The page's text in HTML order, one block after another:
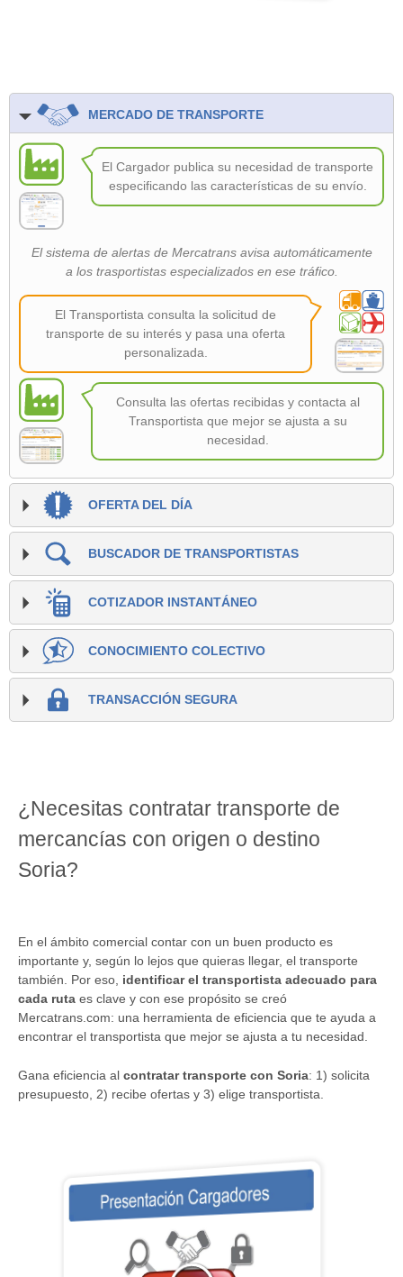
MERCADO DE TRANSPORTE
El Cargador publica su necesidad de transporte
especificando las características de su envío.
El sistema de alertas de Mercatrans avisa automáticamente
a los trasportistas especializados en ese tráfico.
El Transportista consulta la solicitud de
transporte de su interés y pasa una oferta
personalizada.
Consulta las ofertas recibidas y contacta al
Transportista que mejor se ajusta a su
necesidad.
OFERTA DEL DÍA
BUSCADOR DE TRANSPORTISTAS
COTIZADOR INSTANTÁNEO
CONOCIMIENTO COLECTIVO
TRANSACCIÓN SEGURA
¿Necesitas contratar transporte de
mercancías con origen o destino
Soria?
En el ámbito comercial contar con un buen producto es
importante y, según lo lejos que quieras llegar, el transporte
también. Por eso, identificar el transportista adecuado para
cada ruta es clave y con ese propósito se creó
Mercatrans.com: una herramienta de eficiencia que te ayuda a
encontrar el transportista que mejor se ajusta a tu necesidad.
Gana eficiencia al contratar transporte con Soria: 1) solicita
presupuesto, 2) recibe ofertas y 3) elige transportista.